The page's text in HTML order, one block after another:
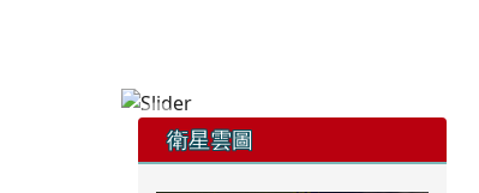
左邊區域內容
衛星雲圖
頁尾區域